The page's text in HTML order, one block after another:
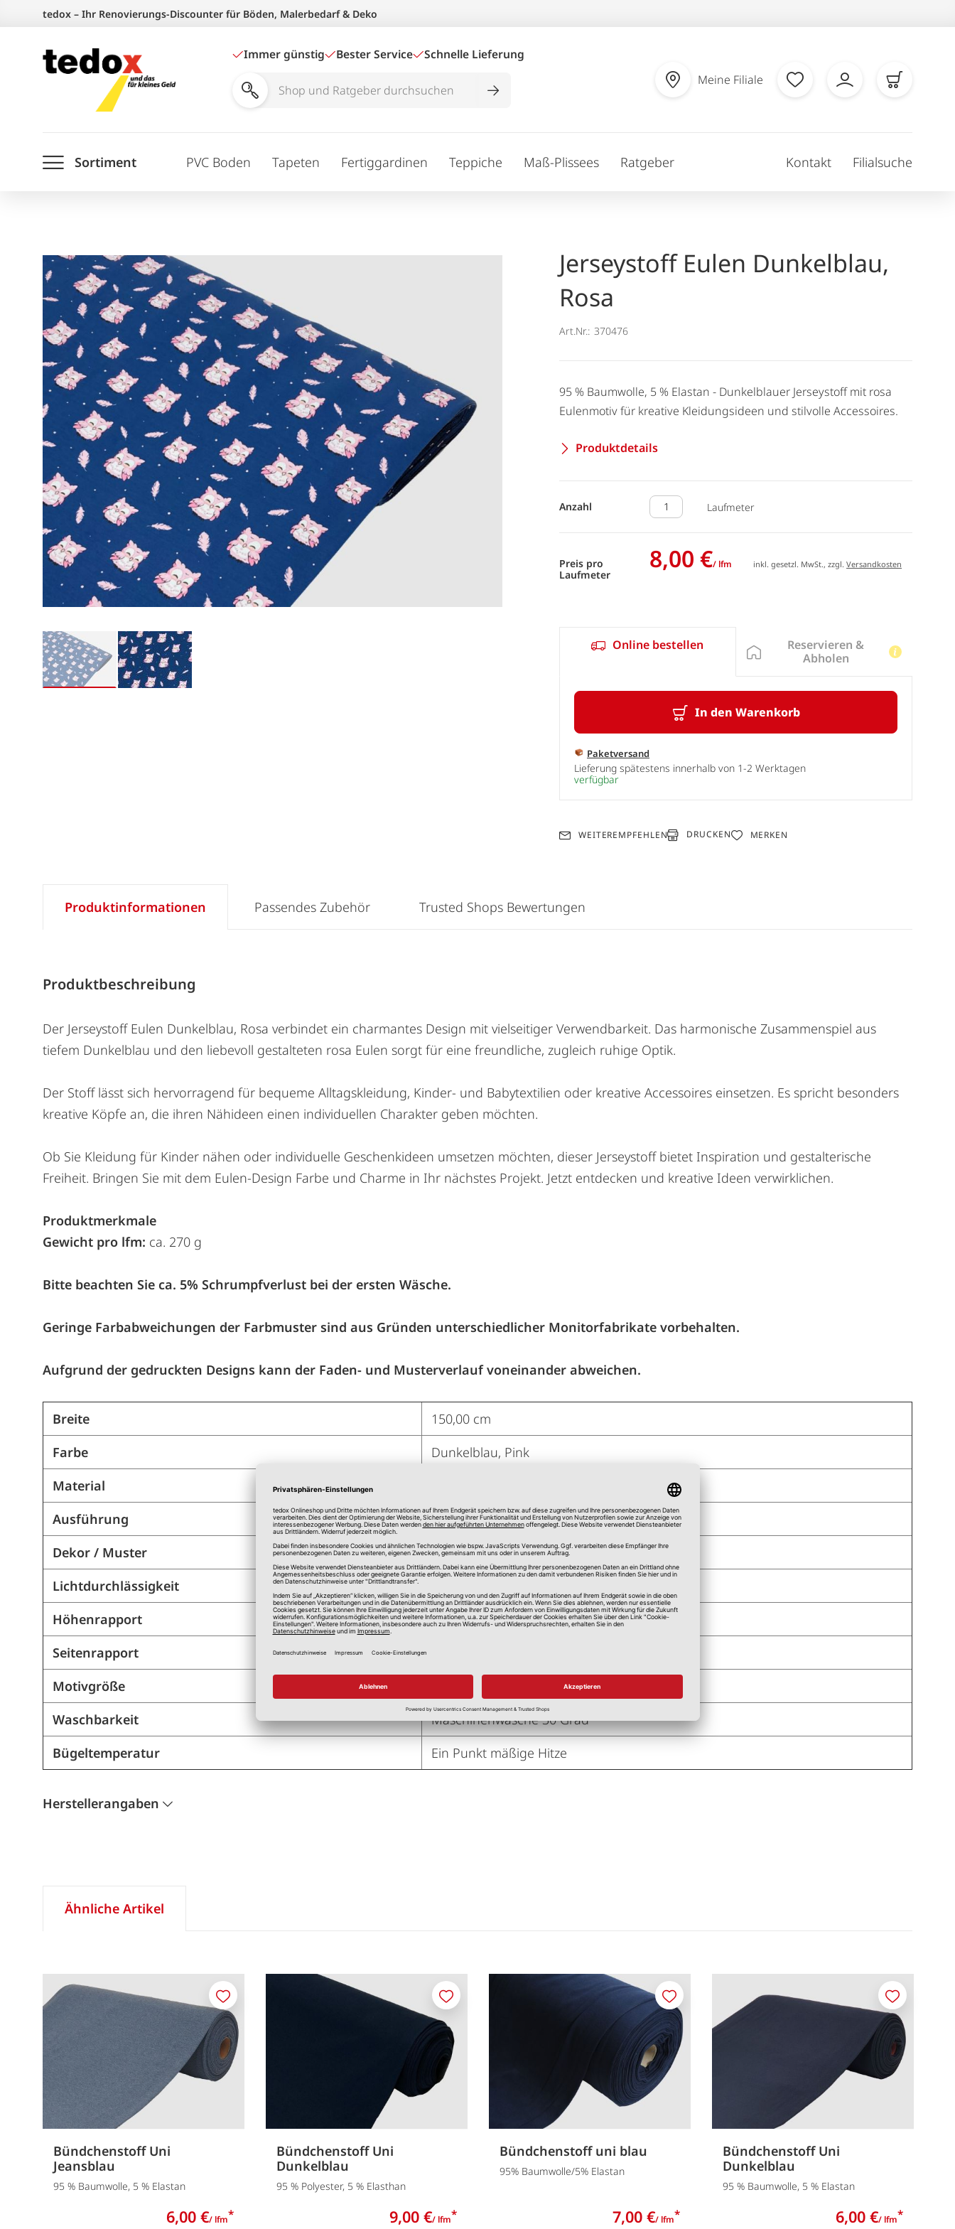
springen
tedox – Ihr Renovierungs-Discounter für Böden, Malerbedarf & Deko
Immer günstig Bester Service Schnelle Lieferung
Shop
durchsuchen
Meine Filiale
Sortiment PVC Boden Tapeten Fertiggardinen Teppiche Maß-Plissees Ratgeber Kontakt Filialsuche
Jerseystoff Eulen Dunkelblau,
Rosa
Art.Nr.: 370476
95 % Baumwolle, 5 % Elastan - Dunkelblauer Jerseystoff mit rosa
Eulenmotiv für kreative Kleidungsideen und stilvolle Accessoires.
Produktdetails
Anzahl Laufmeter
Preis pro
Laufmeter
8,00 €/ lfm inkl. gesetzl. MwSt., zzgl.Versandkosten
Online bestellen
In den Warenkorb
Paketversand
Lieferung spätestens innerhalb von 1-2 Werktagen
verfügbar
Reservieren &
Abholen
WEITEREMPFEHLEN DRUCKEN MERKEN
Produktinformationen
Produktbeschreibung
Der Jerseystoff Eulen Dunkelblau, Rosa verbindet ein charmantes Design mit vielseitiger Verwendbarkeit. Das harmonische Zusammenspiel aus
tiefem Dunkelblau und den liebevoll gestalteten rosa Eulen sorgt für eine freundliche, zugleich ruhige Optik.
Der Stoff lässt sich hervorragend für bequeme Alltagskleidung, Kinder- und Babytextilien oder kreative Accessoires einsetzen. Es spricht besonders
kreative Köpfe an, die ihren Nähideen einen individuellen Charakter geben möchten.
Ob Sie Kleidung für Kinder nähen oder individuelle Geschenkideen umsetzen möchten, dieser Jerseystoff bietet Inspiration und gestalterische
Freiheit. Bringen Sie mit dem Eulen-Design Farbe und Charme in Ihr nächstes Projekt. Jetzt entdecken und kreative Ideen verwirklichen.
Produktmerkmale
Gewicht pro lfm: ca. 270 g
Bitte beachten Sie ca. 5% Schrumpfverlust bei der ersten Wäsche.
Geringe Farbabweichungen der Farbmuster sind aus Gründen unterschiedlicher Monitorfabrikate vorbehalten.
Aufgrund der gedruckten Designs kann der Faden- und Musterverlauf voneinander abweichen.
Breite
150,00 cm
Farbe
Dunkelblau, Pink
Material
Ausführung
Bekleidungsstoff Gemustert
Dekor / Muster
Tiere
Lichtdurchlässigkeit
Höhenrapport
19 cm
Seitenrapport
Motivgröße
Waschbarkeit
Maschinenwäsche 30 Grad
Bügeltemperatur
Ein Punkt mäßige Hitze
Herstellerangaben
Passendes Zubehör Trusted Shops Bewertungen
Ähnliche Artikel
Bündchenstoff Uni
Jeansblau
95 % Baumwolle, 5 % Elastan
6,00 €/ lfm*
Merken
Bündchenstoff Uni
Dunkelblau
95 % Polyester, 5 % Elasthan
9,00 €/ lfm*
Merken
Bündchenstoff uni blau
95% Baumwolle/5% Elastan
7,00 €/ lfm*
Merken
Bündchenstoff Uni
Dunkelblau
95 % Baumwolle, 5 % Elastan
6,00 €/ lfm*
Merken